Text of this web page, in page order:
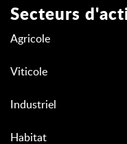
Secteurs
Agricole
Viticole
Industriel
Habitat